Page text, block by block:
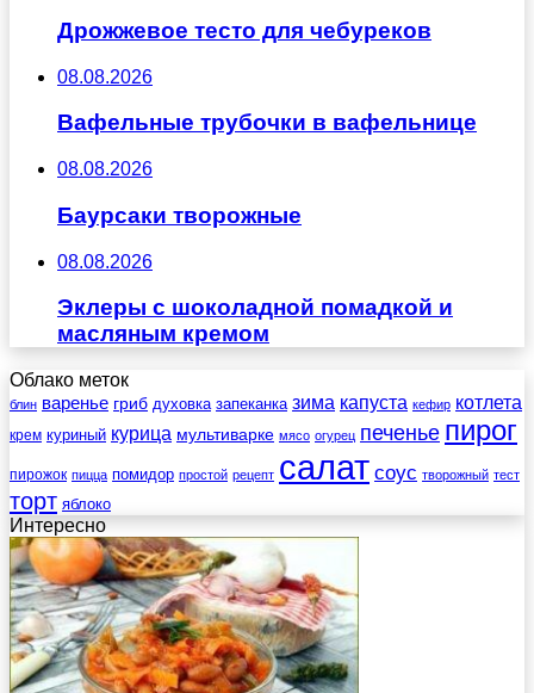
Дрожжевое тесто для чебуреков
08.08.2026
Вафельные трубочки в вафельнице
08.08.2026
Баурсаки творожные
08.08.2026
Эклеры с шоколадной помадкой и
масляным кремом
Облако меток
блин варенье гриб духовка запеканка зима капуста кефир котлета
крем куриный курица мультиварке мясо огурец печенье пирог
пирожок пицца помидор простой рецепт салат соус творожный тест
торт яблоко
Интересно